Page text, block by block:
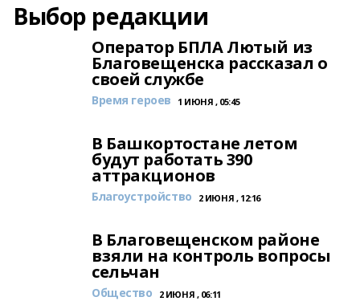
Выбор редакции
Оператор БПЛА Лютый из
Благовещенска рассказал о
своей службе
Время героев 1 ИЮНЯ , 05:45
В Башкортостане летом
будут работать 390
аттракционов
Благоустройство 2 ИЮНЯ , 12:16
В Благовещенском районе
взяли на контроль вопросы
сельчан
Общество 2 ИЮНЯ , 06:11